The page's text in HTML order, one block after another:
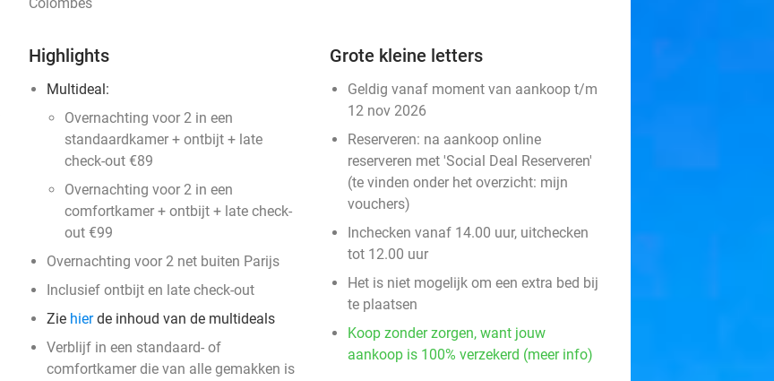
Highlights
Multideal:
Overnachting voor 2 in een
standaardkamer + ontbijt + late
check-out €89
Overnachting voor 2 in een
comfortkamer + ontbijt + late check-
out €99
Overnachting voor 2 net buiten Parijs
Inclusief ontbijt en late check-out
Zie hierde inhoud van de multideals
Verblijf in een standaard- of
comfortkamer die van alle gemakken is
Grote kleine letters
Geldig vanaf moment van aankoop t/m
12 nov 2026
Reserveren: na aankoop online
reserveren met 'Social Deal Reserveren'
(te vinden onder het overzicht: mijn
vouchers)
Inchecken vanaf 14.00 uur, uitchecken
tot 12.00 uur
Het is niet mogelijk om een extra bed bij
te plaatsen
Koop zonder zorgen, want jouw
aankoop is 100% verzekerd (meer info)